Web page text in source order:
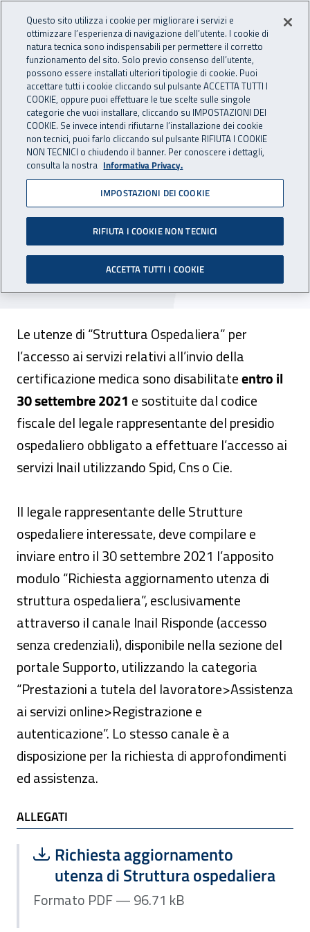
INAIL - Istituto Nazionale
Apri cerca
Navigazione principale
Navigazione - Ti trovi in:
Home Inail comunica Avvisi
Nuove modalità di accesso
per le utenze di Struttura
ospedaliera
Entro il 30 settembre 2021 sono disabilitate le
utenze di “Struttura Ospedaliera” e sostituite
dal codice fiscale del legale rappresentante.
Le utenze di “Struttura Ospedaliera” per
l’accesso ai servizi relativi all’invio della
certificazione medica sono disabilitateentro il
30 settembre 2021 e sostituite dal codice
fiscale del legale rappresentante del presidio
ospedaliero obbligato a effettuare l’accesso ai
servizi Inail utilizzando Spid, Cns o Cie.
Il legale rappresentante delle Strutture
ospedaliere interessate, deve compilare e
inviare entro il 30 settembre 2021 l’apposito
modulo “Richiesta aggiornamento utenza di
struttura ospedaliera”, esclusivamente
attraverso il canale Inail Risponde (accesso
senza credenziali), disponibile nella sezione del
portale Supporto, utilizzando la categoria
“Prestazioni a tutela del lavoratore>Assistenza
ai servizi online>Registrazione e
autenticazione”. Lo stesso canale è a
disposizione per la richiesta di approfondimenti
ed assistenza.
ALLEGATI
ALLEGATI
Scarica file:
Richiesta aggiornamento
utenza di Struttura ospedaliera
Formato PDF — Dimensione 96.71 kB
Formato PDF — 96.71 kB
Questo sito utilizza i cookie per migliorare i servizi e
ottimizzare l’esperienza di navigazione dell’utente. I cookie di
natura tecnica sono indispensabili per permettere il corretto
funzionamento del sito. Solo previo consenso dell’utente,
possono essere installati ulteriori tipologie di cookie. Puoi
accettare tutti i cookie cliccando sul pulsante ACCETTA TUTTI I
COOKIE, oppure puoi effettuare le tue scelte sulle singole
categorie che vuoi installare, cliccando su IMPOSTAZIONI DEI
COOKIE. Se invece intendi rifiutarne l’installazione dei cookie
non tecnici, puoi farlo cliccando sul pulsante RIFIUTA I COOKIE
NON TECNICI o chiudendo il banner. Per conoscere i dettagli,
consulta la nostra Informativa Privacy.
IMPOSTAZIONI DEI COOKIE
RIFIUTA I COOKIE NON TECNICI
ACCETTA TUTTI I COOKIE